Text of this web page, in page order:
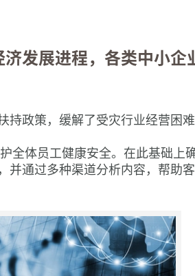
增值
银行
亚洲
重塑
中国
奢侈
来自
网
门户
税陷阱
了解
剖析
发展进程，各类中小企
政策，缓解了受灾行业经营困难
体员工健康安全。在此基础
通过多种渠道分析内容，帮助